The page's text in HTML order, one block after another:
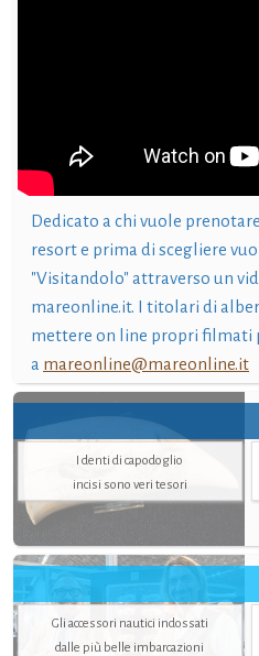
Dedicato a chi vuole
resort e prima di scegliere
"Visitandolo" attraverso un
mareonline.it. I titolari di
mettere on line propri filmati
a mareonline@mareonline.it
I denti di capodoglio
incisi sono veri tesori
Gli accessori nautici indossati
dalle più belle imbarcazioni